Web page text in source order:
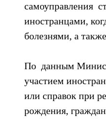
самоуправления
иностранцами,
болезнями, а
По  данным
участием
или справок при
рождения,